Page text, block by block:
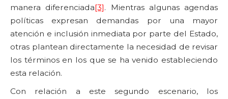
manera diferenciada[3]. Mientras algunas agendas
políticas expresan demandas por una mayor
atención e inclusión inmediata por parte del Estado,
otras plantean directamente la necesidad de revisar
los términos en los que se ha venido estableciendo
esta relación.
Con relación a este segundo escenario, los